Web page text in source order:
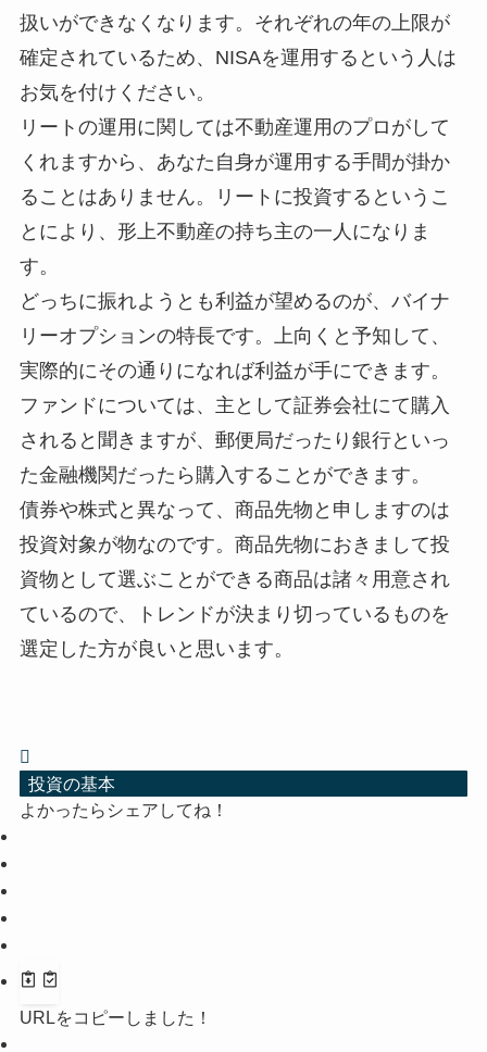
扱いができなくなります。それぞれの年の上限が
確定されているため、NISAを運用するという人は
お気を付けください。
リートの運用に関しては不動産運用のプロがして
くれますから、あなた自身が運用する手間が掛か
ることはありません。リートに投資するというこ
とにより、形上不動産の持ち主の一人になりま
す。
どっちに振れようとも利益が望めるのが、バイナ
リーオプションの特長です。上向くと予知して、
実際的にその通りになれば利益が手にできます。
ファンドについては、主として証券会社にて購入
されると聞きますが、郵便局だったり銀行といっ
た金融機関だったら購入することができます。
債券や株式と異なって、商品先物と申しますのは
投資対象が物なのです。商品先物におきまして投
資物として選ぶことができる商品は諸々用意され
ているので、トレンドが決まり切っているものを
選定した方が良いと思います。
投資の基本
よかったらシェアしてね！
URLをコピーしました！